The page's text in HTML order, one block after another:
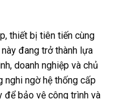
thiết bị tiên tiến cùng
đang trở thành lựa
doanh nghiệp và chủ
nghi ngờ hệ thống cấp
để bảo vệ công trình và